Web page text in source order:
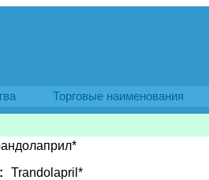
Торговые наименования
Trandolapril*